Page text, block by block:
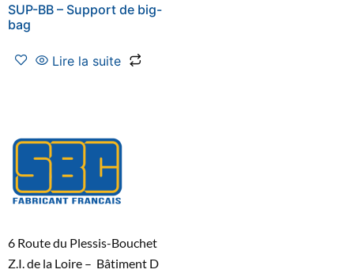
SUP-BB – Support de big-
bag
Lire la suite
6 Route du Plessis-Bouchet
Z.I. de la Loire – Bâtiment D